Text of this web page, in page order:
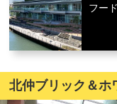
フー
北仲ブリック＆ホ